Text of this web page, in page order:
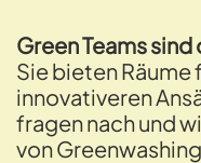
Green Teams
Sie bieten Räume
innovativeren
fragen nach und
von Greenwashing